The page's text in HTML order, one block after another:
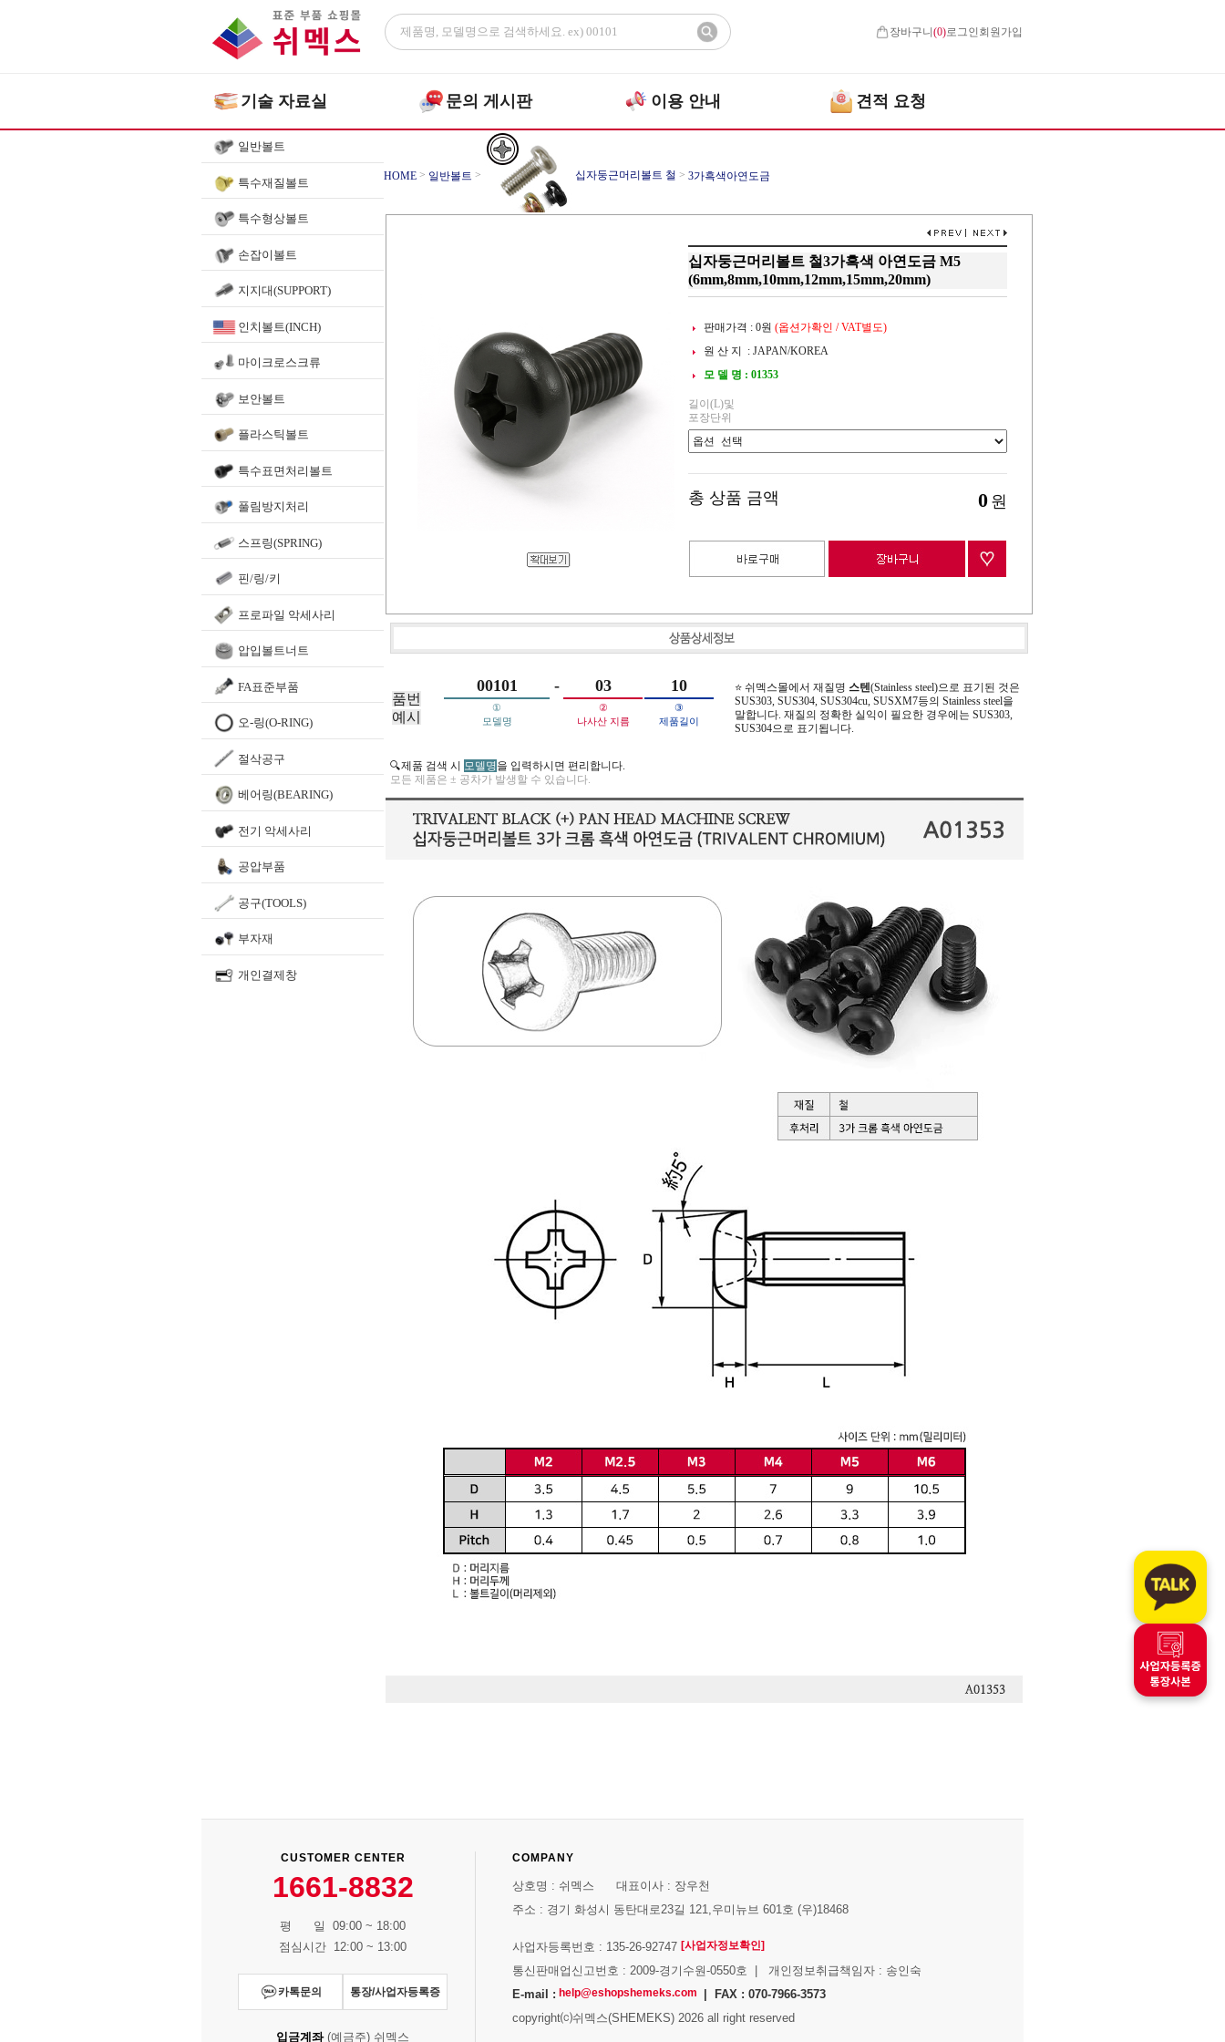
장바구니(0)로그인 회원가입
기술 자료실 문의 게시판 이용 안내 견적 요청
일반볼트
특수재질볼트
특수형상볼트
손잡이볼트
지지대(SUPPORT)
인치볼트(INCH)
마이크로스크류
보안볼트
플라스틱볼트
특수표면처리볼트
풀림방지처리
스프링(SPRING)
핀/링/키
프로파일 악세사리
압입볼트너트
FA표준부품
오-링(O-RING)
절삭공구
베어링(BEARING)
전기 악세사리
공압부품
공구(TOOLS)
부자재
개인결제창
HOME > 일반볼트 > 십자둥근머리볼트 철 > 3가흑색아연도금
십자둥근머리볼트 철3가흑색 아연도금 M5
(6mm,8mm,10mm,12mm,15mm,20mm)
판매가격 : 0원 (옵션가확인 / VAT별도)
원 산 지 : JAPAN/KOREA
모 델 명 : 01353
길이(L)및
포장단위
총 상품 금액 0 원
품번
예시
00101 - 03 10
①
모델명
②
나사산 지름
③
제품길이
⭐ 쉬멕스몰에서 재질명 스텐(Stainless steel)으로 표기된 것은
SUS303, SUS304, SUS304cu, SUSXM7등의 Stainless steel을
말합니다. 재질의 정확한 실익이 필요한 경우에는 SUS303,
SUS304으로 표기됩니다.
🔍제품 검색 시 모델명을 입력하시면 편리합니다.
모든 제품은 ± 공차가 발생할 수 있습니다.
CUSTOMER CENTER
1661-8832
평 일 09:00 ~ 18:00
점심시간 12:00 ~ 13:00
카톡문의 통장/사업자등록증
입금계좌(예금주) 쉬멕스
COMPANY
상호명 : 쉬멕스 대표이사 : 장우천
주소 : 경기 화성시 동탄대로23길 121,우미뉴브 601호 (우)18468
사업자등록번호 : 135-26-92747 [사업자정보확인]
통신판매업신고번호 : 2009-경기수원-0550호 | 개인정보취급책임자 : 송인숙
E-mail : help@eshopshemeks.com
| FAX : 070-7966-3573
copyright⒞쉬멕스(SHEMEKS) 2026 all right reserved